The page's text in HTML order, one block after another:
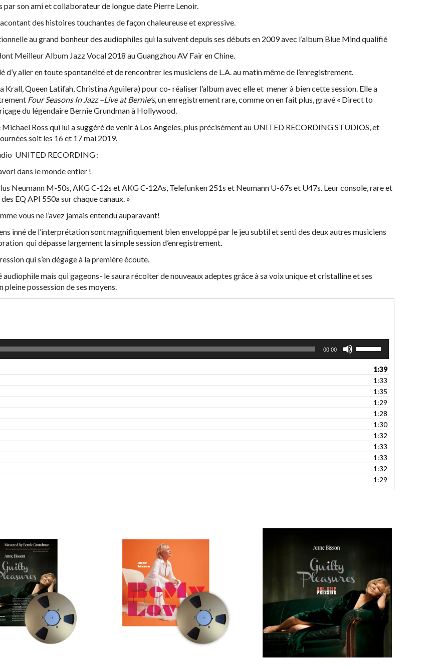
son ami et collaborateur de longue date Pierre Lenoir.
des histoires touchantes de façon chaleureuse et expressive.
au grand bonheur des audiophiles qui la suivent depuis ses débuts en 2009 avec l’album Blue Mind qualifié
Meilleur Album Jazz Vocal 2018 au Guangzhou AV Fair en Chine.
d’y aller en toute spontanéité et de rencontrer les musiciens de L.A. au matin même de l’enregistrement.
Queen Latifah, Christina Aguilera) pour co- réaliser l’album avec elle et mener à bien cette session. Elle a
Four Seasons In Jazz –Live at Bernie’s,un enregistrement rare, comme on en fait plus, gravé « Direct to
du légendaire Bernie Grundman à Hollywood.
Ross qui lui a suggéré de venir à Los Angeles, plus précisément au UNITED RECORDING STUDIOS, et
soit les 16 et 17 mai 2019.
UNITED RECORDING :
dans le monde entier !
Neumann M-50s, AKG C-12s et AKG C-12As, Telefunken 251s et Neumann U-67s et U47s. Leur console, rare et
EQ API 550a sur chaque canaux. »
vous ne l’avez jamais entendu auparavant!
inné de l’interprétation sont magnifiquement bien enveloppé par le jeu subtil et senti des deux autres musiciens
qui dépasse largement la simple session d’enregistrement.
qui s’en dégage à la première écoute.
mais qui gageons- le saura récolter de nouveaux adeptes grâce à sa voix unique et cristalline et ses
possession de ses moyens.
00:00
haut/bas
pour
augmenter
ou
diminuer
volume.
1:39
1:33
1:35
1:29
1:28
1:30
1:32
1:33
1:33
1:32
1:29